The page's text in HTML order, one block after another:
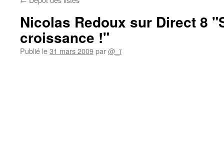
Nicolas Redoux sur Direct 8
croissance !"
Publié le31 mars 2009par@_ï